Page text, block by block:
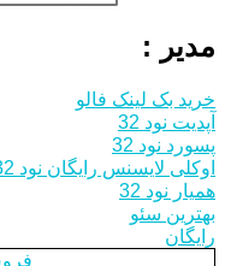
مدیر :
خرید بک لینک فالو
آپدیت نود 32
پسورد نود 32
اوکلی لایسنس رایگان نود 32
همیار نود 32
بهترین سئو
رایگان